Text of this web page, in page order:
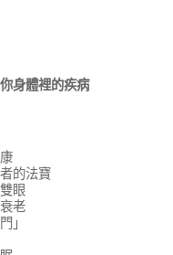
身體裡的疾病
的法寶
眼
老
」